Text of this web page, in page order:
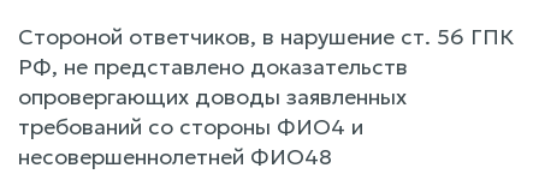
Стороной ответчиков, в нарушение ст. 56 ГПК
РФ, не представлено доказательств
опровергающих доводы заявленных
требований со стороны ФИО4 и
несовершеннолетней ФИО48